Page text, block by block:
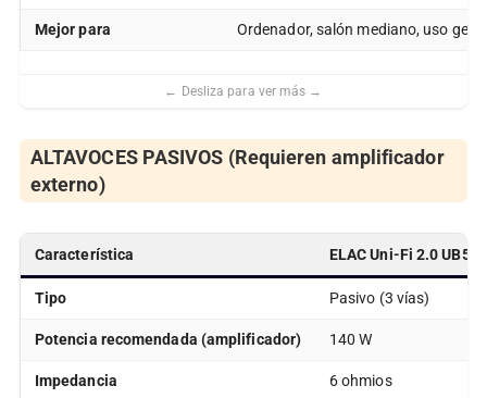
Mejor para Ordenador, salón mediano, uso
ALTAVOCES PASIVOS (Requieren amplificador
externo)
Característica ELAC Uni-Fi 2.0 UB52
Tipo Pasivo (3 vías)
Potencia recomendada (amplificador) 140 W
Impedancia 6 ohmios